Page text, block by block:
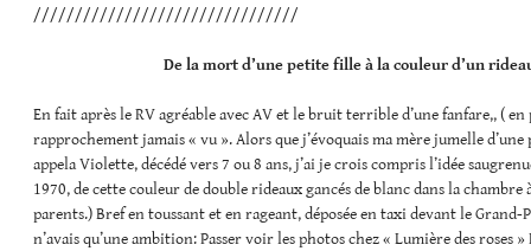
////////////////////////////////
De la mort d’une petite fille à la couleur d’un
En fait après le RV agréable avec AV et le bruit terrible d’une fanfare,, (
rapprochement jamais « vu ». Alors que j’évoquais ma mère jumelle
appela Violette, décédé vers 7 ou 8 ans, j’ai je crois compris l’idée
1970, de cette couleur de double rideaux gancés de blanc dans la chambre
parents.) Bref en toussant et en rageant, déposée en taxi devant le Grand-
n’avais qu’une ambition: Passer voir les photos chez « Lumière des roses